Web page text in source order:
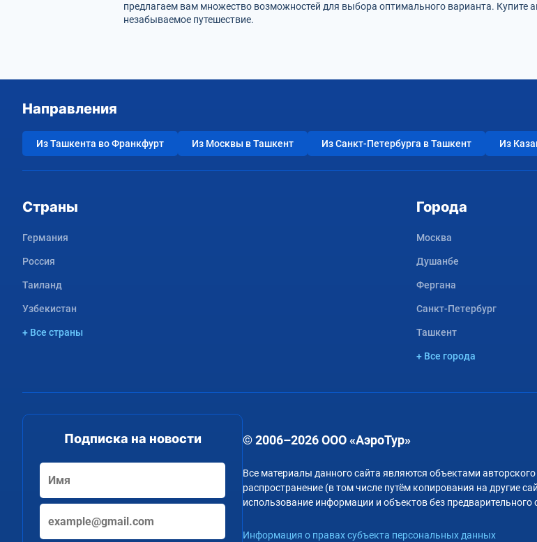
предлагаем вам множество возможностей для выбора оптимального варианта. Купите
незабываемое путешествие.
Направления
Из Ташкента во Франкфурт Из Москвы в Ташкент Из Санкт-Петербурга в Ташкент Из
Страны
Германия
Россия
Таиланд
Узбекистан
+ Все страны
Города
Москва
Душанбе
Фергана
Санкт-Петербург
Ташкент
+ Все города
Подписка на новости © 2006–2026 ООО «АэроТур»
Все материалы данного сайта являются объектами
распространение (в том числе путём копирования на другие
использование информации и объектов без предварительного
Информация о правах субъекта персональных данных